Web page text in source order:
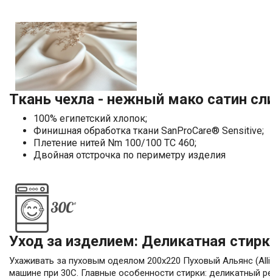
Ткань чехла - нежный мако сатин
100% египетский хлопок;
Финишная обработка ткани SanProCare® Sensitive;
Плетение нитей Nm 100/100 TC 460;
Двойная отстрочка по периметру изделия
Уход за изделием: Деликатная
Ухаживать за пуховым одеялом 200х220 Пуховый Альянс
машине при 30С. Главные особенности стирки: деликатный